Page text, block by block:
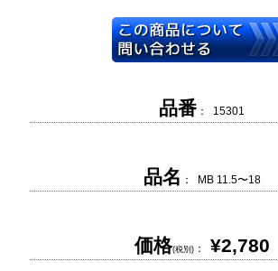
品番 ： 15301
品名 ： MB 11.5〜18
価格(税別)： ¥2,780